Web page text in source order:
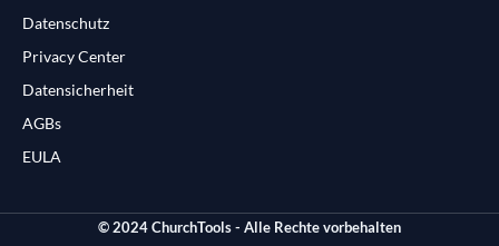
Datenschutz
Privacy Center
Datensicherheit
AGBs
EULA
© 2024 ChurchTools - Alle Rechte vorbehalten